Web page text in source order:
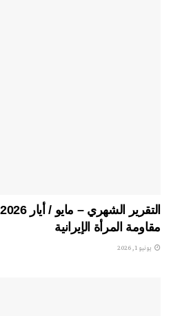
مقاومة المرأة الإيرانية
يونيو 1, 2026